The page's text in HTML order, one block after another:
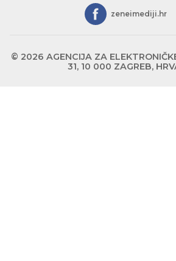
zeneimediji.hr
© 2026 AGENCIJA ZA ELEKTRONIČKE
31, 10 000 ZAGREB,